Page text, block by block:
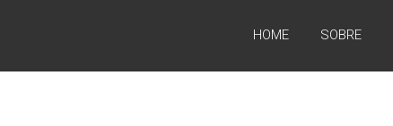
HOME SOBRE